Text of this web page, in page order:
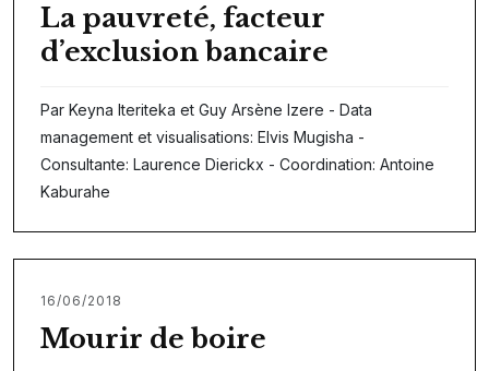
La pauvreté, facteur
d’exclusion bancaire
Par Keyna Iteriteka et Guy Arsène Izere - Data
management et visualisations: Elvis Mugisha -
Consultante: Laurence Dierickx - Coordination: Antoine
Kaburahe
16/06/2018
Mourir de boire